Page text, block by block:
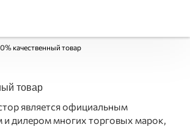
качественный товар
товар
является официальным
дилером многих торговых марок,